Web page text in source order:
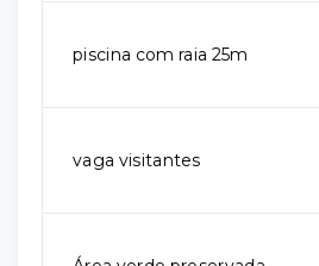
piscina com raia 25m
vaga visitantes